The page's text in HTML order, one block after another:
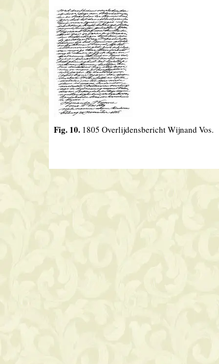
Fig. 10. 1805 Overlijdensbericht Wijnand Vos.